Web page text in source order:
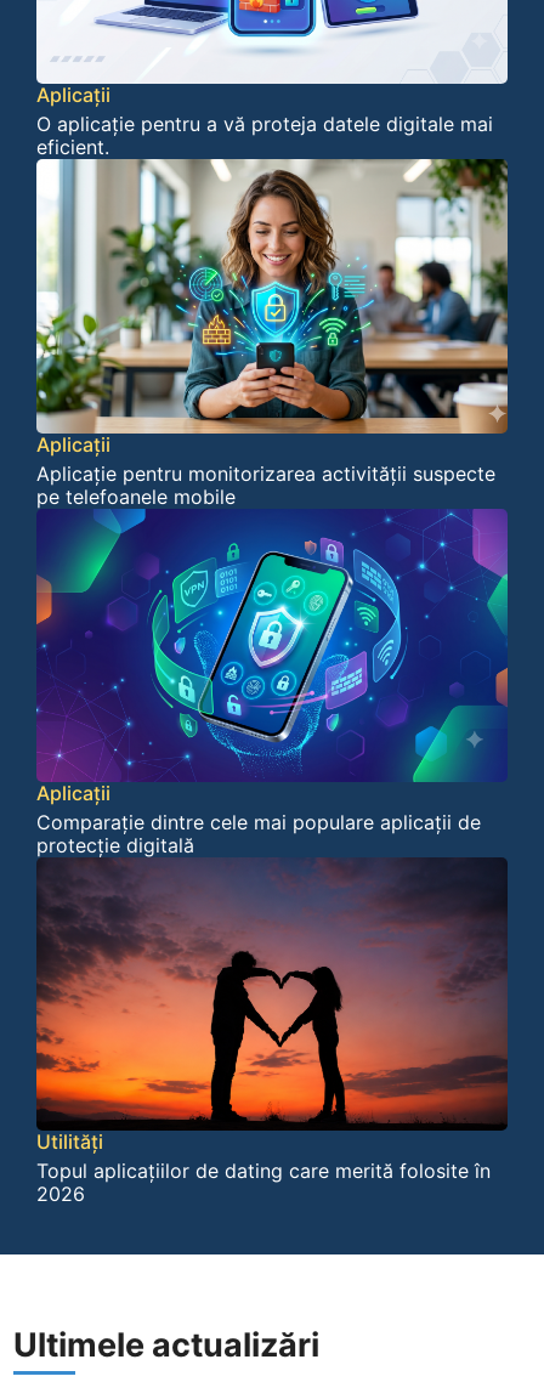
Aplicații
O aplicație pentru a vă proteja datele digitale mai
eficient.
Aplicații
Aplicație pentru monitorizarea activității suspecte
pe telefoanele mobile
Aplicații
Comparație dintre cele mai populare aplicații de
protecție digitală
Utilități
Topul aplicațiilor de dating care merită folosite în
2026
Ultimele actualizări